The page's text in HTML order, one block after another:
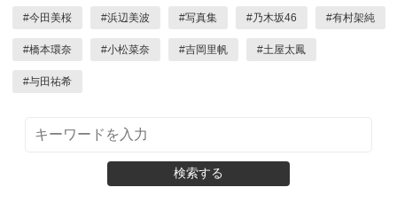
#今田美桜 #浜辺美波 #写真集 #乃木坂46 #有村架純
#橋本環奈 #小松菜奈 #吉岡里帆 #土屋太鳳
#与田祐希
検索する